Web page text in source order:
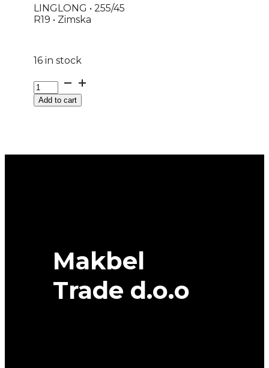
LINGLONG • 255/45
R19 • Zimska
16 in stock
G255/45R19
104H
XLAdd to cart
Makbel
Trade d.o.o